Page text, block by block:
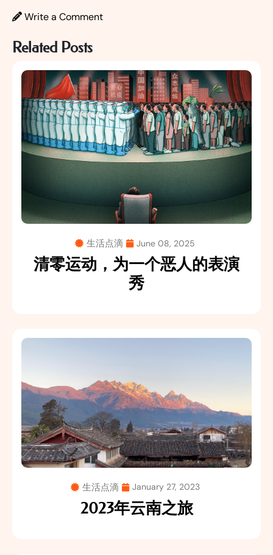
Write a Comment
Related Posts
生活点滴 June 08, 2025
清零运动，为一个恶人的表演
秀
生活点滴 January 27, 2023
2023年云南之旅